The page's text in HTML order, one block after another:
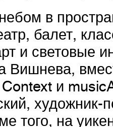
в
балет,
и световые
Вишнева,
и
художник-
того, на